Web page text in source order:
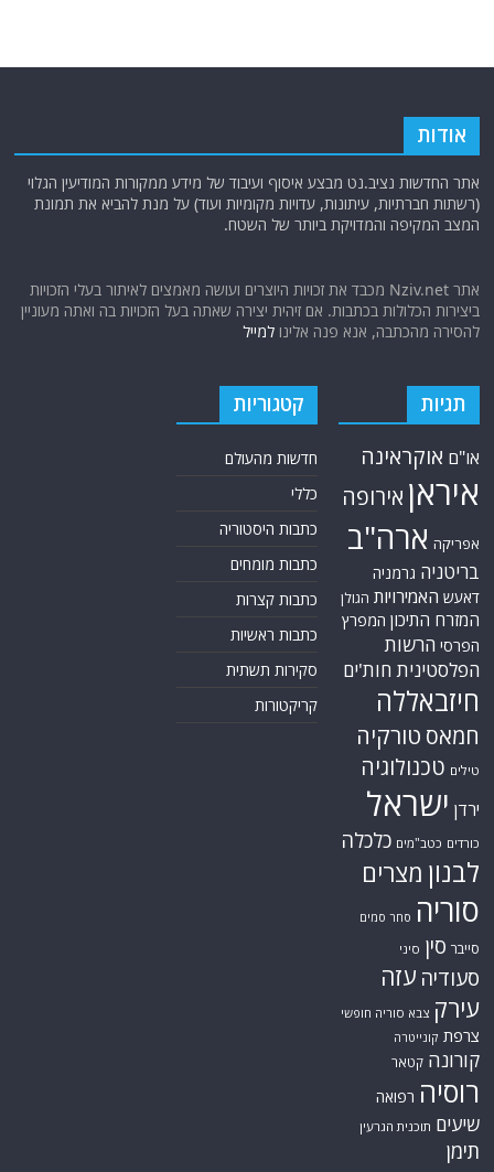
אודות
אתר החדשות נציב.נט מבצע איסוף ועיבוד של מידע ממקורות המודיעין הגלוי
(רשתות חברתיות, עיתונות, עדויות מקומיות ועוד) על מנת להביא את תמונת
המצב המקיפה והמדויקת ביותר של השטח.
אתר Nziv.net מכבד את זכויות היוצרים ועושה מאמצים לאיתור בעלי הזכויות
ביצירות הכלולות בכתבות. אם זיהית יצירה שאתה בעל הזכויות בה ואתה מעוניין
להסירה מהכתבה, אנא פנה אלינולמייל
תגיות
או"ם אוקראינה
איראן אירופה
אפריקה ארה"ב
בריטניה גרמניה
דאעש האמירויות הגולן
המזרח התיכון המפרץ
הפרסי הרשות
הפלסטינית חות'ים
חיזבאללה
חמאס טורקיה
טילים טכנולוגיה
ירדן ישראל
כורדים כטב"מים כלכלה
לבנון מצרים
סוריה סחר סמים
סייבר סין סיני
סעודיה עזה
עירק צבא סוריה חופשי
צרפת קונייטרה
קורונה קטאר
רוסיה רפואה
שיעים תוכנית הגרעין
תימן
קטגוריות
חדשות מהעולם
כללי
כתבות היסטוריה
כתבות מומחים
כתבות קצרות
כתבות ראשיות
סקירות תשתית
קריקטורות